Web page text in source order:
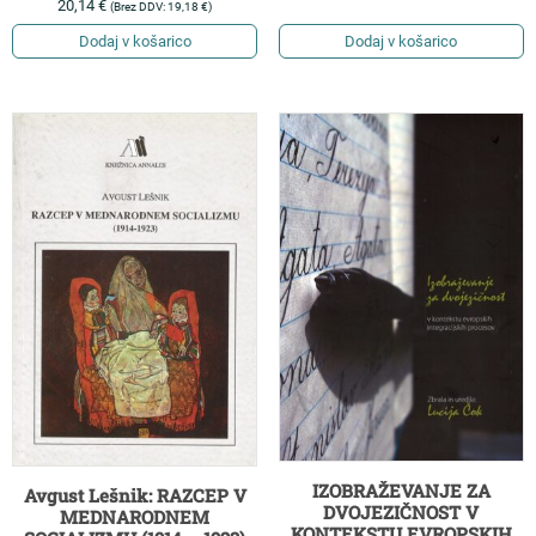
20,14€ (Brez DDV:19,18€)
Dodaj v košarico Dodaj v košarico
Avgust Lešnik: RAZCEP V
MEDNARODNEM
IZOBRAŽEVANJE ZA
DVOJEZIČNOST V